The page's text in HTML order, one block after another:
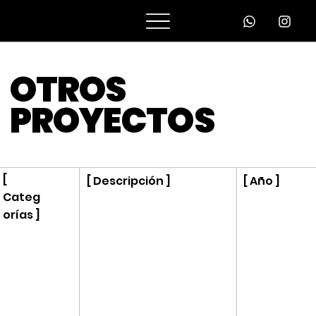
[
Categ
orías ]
[ Descripción ] [ Año ]
OTROS
PROYECTOS